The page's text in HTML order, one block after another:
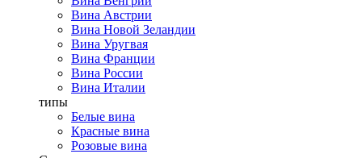
Вина Австрии
Вина Новой Зеландии
Вина Уругвая
Вина Франции
Вина России
Вина Италии
типы
Белые вина
Красные вина
Розовые вина